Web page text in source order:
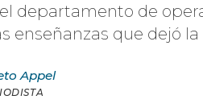
departamento de
enseñanzas que dejó
Appel